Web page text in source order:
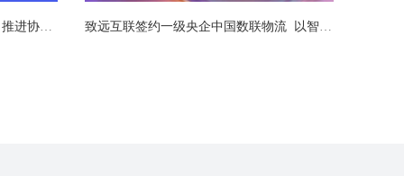
致远互联再度签约北京广播电视台 推进协同办公系统信创适配 致远互联签约一级央企中国数联物流  以智能运营赋能央企数智升级